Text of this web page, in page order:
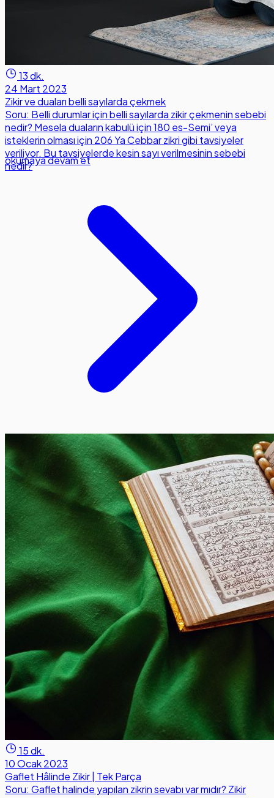
13 dk.
24 Mart 2023
Zikir ve duaları belli sayılarda çekmek
Soru: Belli durumlar için belli sayılarda zikir çekmenin sebebi
nedir? Mesela duaların kabulü için 180 es-Semi’ veya
isteklerin olması için 206 Ya Cebbar zikri gibi tavsiyeler
veriliyor. Bu tavsiyelerde kesin sayı verilmesinin sebebi
nedir?
okumaya devam et
15 dk.
10 Ocak 2023
Gaflet Hâlinde Zikir | Tek Parça
Soru: Gaflet halinde yapılan zikrin sevabı var mıdır? Zikir